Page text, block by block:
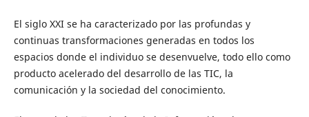
El siglo XXI se ha caracterizado por las profundas y
continuas transformaciones generadas en todos los
espacios donde el individuo se desenvuelve, todo ello como
producto acelerado del desarrollo de las TIC, la
comunicación y la sociedad del conocimiento.